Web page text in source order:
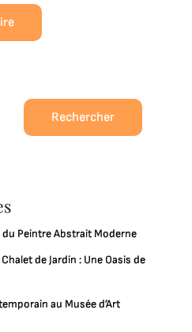
Rechercher
du Peintre Abstrait Moderne
de Jardin : Une Oasis de
au Musée d’Art